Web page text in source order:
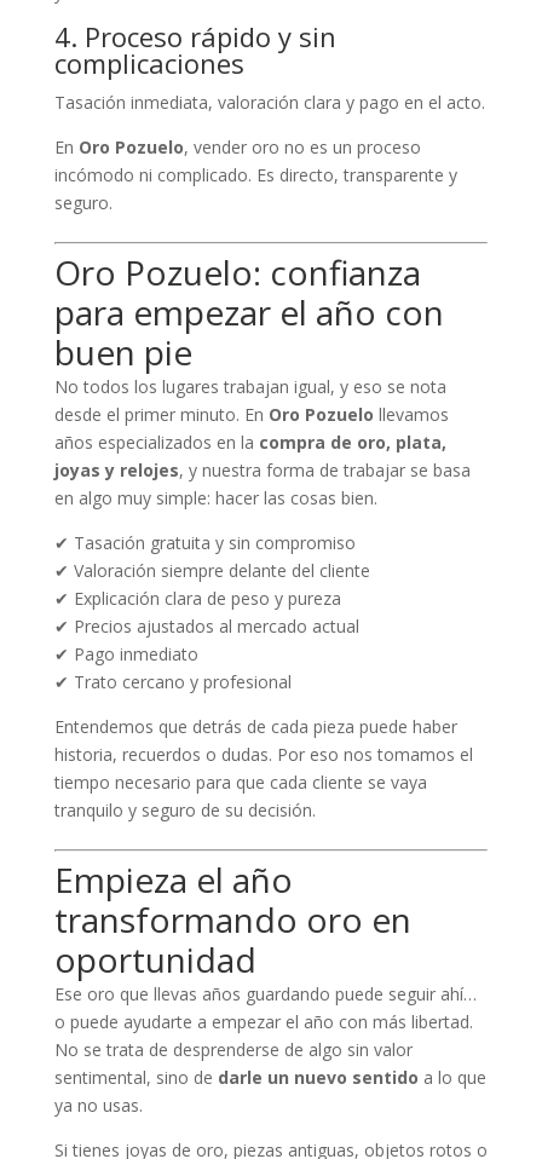
4. Proceso rápido y sin
complicaciones
Tasación inmediata, valoración clara y pago en el acto.
En Oro Pozuelo, vender oro no es un proceso
incómodo ni complicado. Es directo, transparente y
seguro.
Oro Pozuelo: confianza
para empezar el año con
buen pie
No todos los lugares trabajan igual, y eso se nota
desde el primer minuto. En Oro Pozuelo llevamos
años especializados en la compra de oro, plata,
joyas y relojes, y nuestra forma de trabajar se basa
en algo muy simple: hacer las cosas bien.
✔ Tasación gratuita y sin compromiso
✔ Valoración siempre delante del cliente
✔ Explicación clara de peso y pureza
✔ Precios ajustados al mercado actual
✔ Pago inmediato
✔ Trato cercano y profesional
Entendemos que detrás de cada pieza puede haber
historia, recuerdos o dudas. Por eso nos tomamos el
tiempo necesario para que cada cliente se vaya
tranquilo y seguro de su decisión.
Empieza el año
transformando oro en
oportunidad
Ese oro que llevas años guardando puede seguir ahí…
o puede ayudarte a empezar el año con más libertad.
No se trata de desprenderse de algo sin valor
sentimental, sino de darle un nuevo sentido a lo que
ya no usas.
Si tienes joyas de oro, piezas antiguas, objetos rotos o